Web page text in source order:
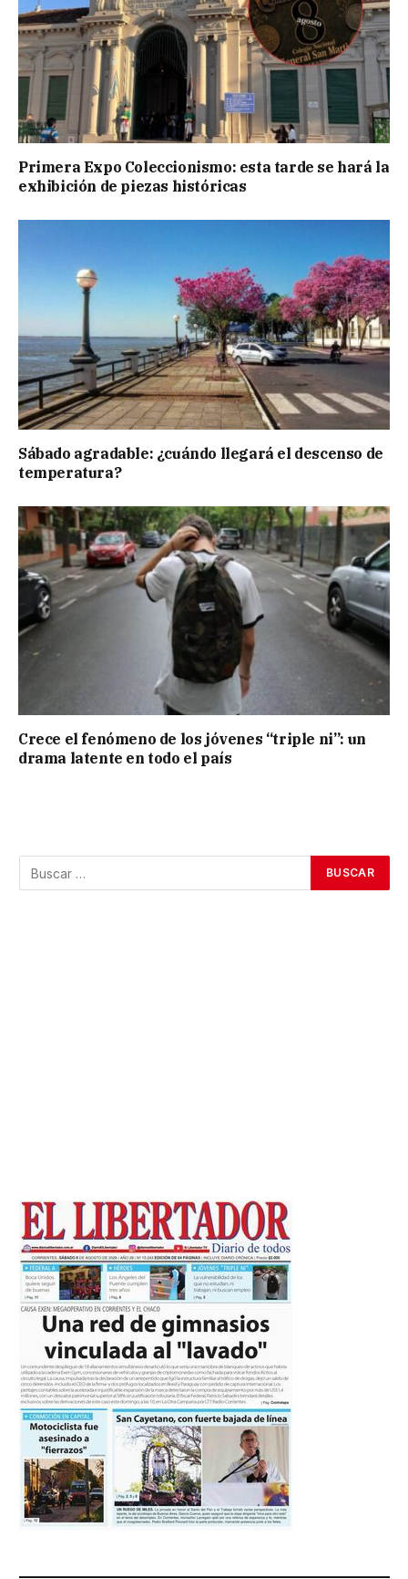
Primera Expo Coleccionismo: esta tarde se hará la
exhibición de piezas históricas
Sábado agradable: ¿cuándo llegará el descenso de
temperatura?
Crece el fenómeno de los jóvenes “triple ni”: un
drama latente en todo el país